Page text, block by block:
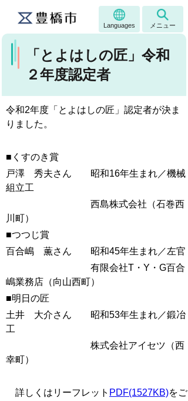
Languages メニュー
「とよはしの匠」令和
２年度認定者
令和2年度「とよはしの匠」認定者が決ま
りました。
■くすのき賞
戸澤 秀夫さん 昭和16年生まれ／機械
組立工
西島株式会社（石巻西
川町）
■つつじ賞
百合嶋 薫さん 昭和45年生まれ／左官
有限会社T・Y・G百合
嶋業務店（向山西町）
■明日の匠
土井 大介さん 昭和53年生まれ／鍛冶
工
株式会社アイセツ（西
幸町）
詳しくはリーフレット PDF(1527KB)をご